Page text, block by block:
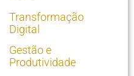
Transformação
Digital
Gestão e
Produtividade